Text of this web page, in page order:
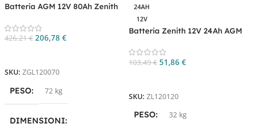
Batteria AGM 12V 80Ah Zenith
Nautica
426,21€ 206,78€
SKU:ZGL120070
PESO 72 kg
DIMENSIONI
24AH
12V
Batteria Zenith 12V 24Ah AGM
103,49€ 51,86€
SKU:ZL120120
PESO 32 kg